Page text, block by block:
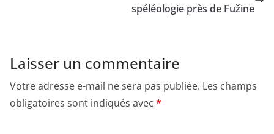
spéléologie près de Fužine
Laisser un commentaire
Votre adresse e-mail ne sera pas publiée. Les champs
obligatoires sont indiqués avec *